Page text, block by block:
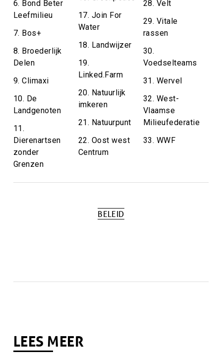
6. Bond Beter
Leefmilieu
7. Bos+
8. Broederlijk
Delen
9. Climaxi
10. De
Landgenoten
11.
Dierenartsen
zonder
Grenzen
17. Join For
Water
18. Landwijzer
19.
Linked.Farm
20. Natuurlijk
imkeren
21. Natuurpunt
22. Oost west
Centrum
28. Velt
29. Vitale
rassen
30.
Voedselteams
31. Wervel
32. West-
Vlaamse
Milieufederatie
33. WWF
BELEID
LEES MEER